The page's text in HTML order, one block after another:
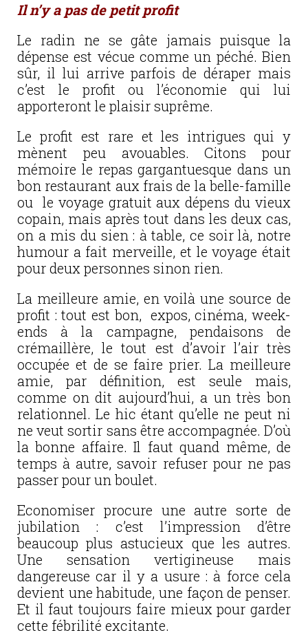
Il n’y a pas de petit profit
Le radin ne se gâte jamais puisque la
dépense est vécue comme un péché. Bien
sûr, il lui arrive parfois de déraper mais
c’est le profit ou l’économie qui lui
apporteront le plaisir suprême.
Le profit est rare et les intrigues qui y
mènent peu avouables. Citons pour
mémoire le repas gargantuesque dans un
bon restaurant aux frais de la belle-famille
ou le voyage gratuit aux dépens du vieux
copain, mais après tout dans les deux cas,
on a mis du sien : à table, ce soir là, notre
humour a fait merveille, et le voyage était
pour deux personnes sinon rien.
La meilleure amie, en voilà une source de
profit : tout est bon, expos, cinéma, week-
ends à la campagne, pendaisons de
crémaillère, le tout est d’avoir l’air très
occupée et de se faire prier. La meilleure
amie, par définition, est seule mais,
comme on dit aujourd’hui, a un très bon
relationnel. Le hic étant qu’elle ne peut ni
ne veut sortir sans être accompagnée. D’où
la bonne affaire. Il faut quand même, de
temps à autre, savoir refuser pour ne pas
passer pour un boulet.
Economiser procure une autre sorte de
jubilation : c’est l’impression d’être
beaucoup plus astucieux que les autres.
Une sensation vertigineuse mais
dangereuse car il y a usure : à force cela
devient une habitude, une façon de penser.
Et il faut toujours faire mieux pour garder
cette fébrilité excitante.